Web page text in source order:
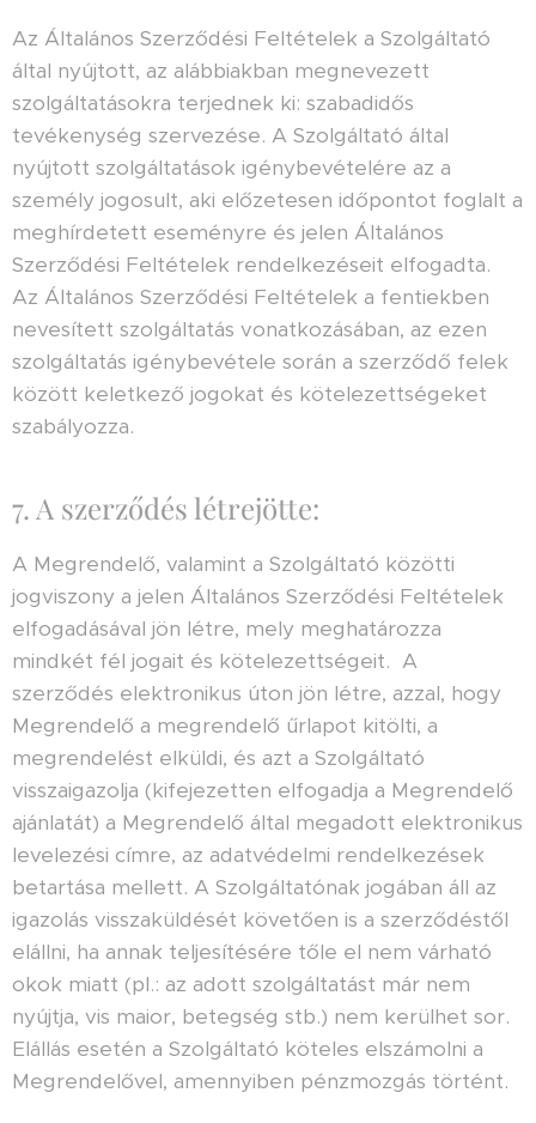
Az Általános Szerződési Feltételek a Szolgáltató
által nyújtott, az alábbiakban megnevezett
szolgáltatásokra terjednek ki: szabadidős
tevékenység szervezése. A Szolgáltató által
nyújtott szolgáltatások igénybevételére az a
személy jogosult, aki előzetesen időpontot foglalt a
meghírdetett eseményre és jelen Általános
Szerződési Feltételek rendelkezéseit elfogadta.
Az Általános Szerződési Feltételek a fentiekben
nevesített szolgáltatás vonatkozásában, az ezen
szolgáltatás igénybevétele során a szerződő felek
között keletkező jogokat és kötelezettségeket
szabályozza.
7. A szerződés létrejötte:
A Megrendelő, valamint a Szolgáltató közötti
jogviszony a jelen Általános Szerződési Feltételek
elfogadásával jön létre, mely meghatározza
mindkét fél jogait és kötelezettségeit. A
szerződés elektronikus úton jön létre, azzal, hogy
Megrendelő a megrendelő űrlapot kitölti, a
megrendelést elküldi, és azt a Szolgáltató
visszaigazolja (kifejezetten elfogadja a Megrendelő
ajánlatát) a Megrendelő által megadott elektronikus
levelezési címre, az adatvédelmi rendelkezések
betartása mellett. A Szolgáltatónak jogában áll az
igazolás visszaküldését követően is a szerződéstől
elállni, ha annak teljesítésére tőle el nem várható
okok miatt (pl.: az adott szolgáltatást már nem
nyújtja, vis maior, betegség stb.) nem kerülhet sor.
Elállás esetén a Szolgáltató köteles elszámolni a
Megrendelővel, amennyiben pénzmozgás történt.